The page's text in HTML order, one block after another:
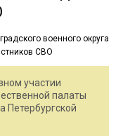
участии
палаты
Петербургской